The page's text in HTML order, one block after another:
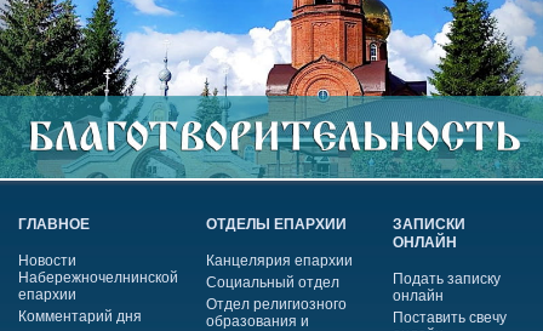
ГЛАВНОЕ
Новости
Набережночелнинской
епархии
Комментарий дня
ОТДЕЛЫ ЕПАРХИИ
Канцелярия епархии
Социальный отдел
Отдел религиозного
образования и
ЗАПИСКИ
ОНЛАЙН
Подать записку
онлайн
Поставить свечу